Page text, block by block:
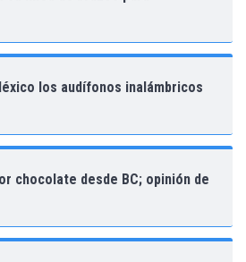
los audífonos inalámbricos
chocolate desde BC; opinión de